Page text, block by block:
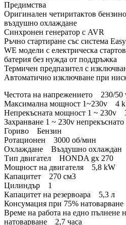
Предимства
Оригинален четиритактов
въздушно охлаждане
Синхронен генератор с AVR
Ръчно стартиране със система
WE модели с електрическа
батерия без нужда от поддръжка
Термичен предпазител с
Автоматично изключване при
Честота на напрежението 230/50
Максимална мощност 1~230v 4
Непрекъсната мощност 1 ~ 230v
Захранване 1 ~ 230v
Гориво Бензин
Ротационен 3000 об/мин
Охлаждане Въздушно охлаждан
Тип двигател HONDA gx 270
Мощност на двигателя 5,8 kW
Капацитет 270 см3
Цилиндър 1
Капацитет на резервоара 5,3 л
Консумация при 75%
Време на работа на едно пълнене
натоварване 2,7 часа